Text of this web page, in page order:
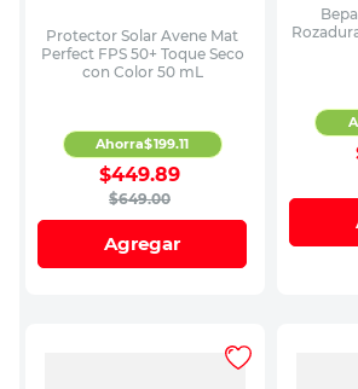
Protector Solar Avene Mat
Perfect FPS 50+ Toque Seco
con Color 50 mL
$649.00
$449.89
Ahorra$199.11
Agregar